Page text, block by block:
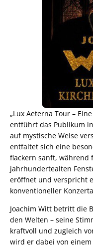
„Lux Aeterna Tour –
entführt das Publikum
auf mystische Weise
entfaltet sich eine
flackern sanft, während
jahrhundertealten
eröffnet und verspricht
konventioneller
Joachim Witt betritt die
den Welten – seine
kraftvoll und zugleich
wird er dabei von einem